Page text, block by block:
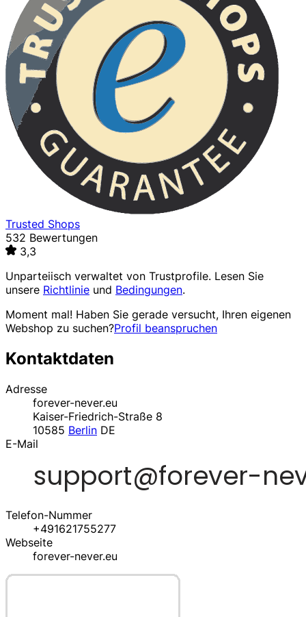
Trusted Shops
532 Bewertungen
3,3
Unparteiisch verwaltet von Trustprofile. Lesen Sie
unsere Richtlinie und Bedingungen.
Moment mal! Haben Sie gerade versucht, Ihren eigenen
Webshop zu suchen?Profil beanspruchen
Kontaktdaten
Adresse
forever-never.eu
Kaiser-Friedrich-Straße 8
10585 Berlin DE
E-Mail
Telefon-Nummer
+491621755277
Webseite
forever-never.eu